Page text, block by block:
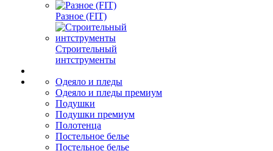
Разное (FIT)
Строительный
интструменты
Одеяло и пледы
Одеяло и пледы премиум
Подушки
Подушки премиум
Полотенца
Постельное белье
Постельное белье